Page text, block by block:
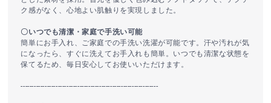
ク感がなく、心地よい肌触りを実現しました。
〇いつでも清潔・家庭で手洗い可能
簡単にお手入れ、ご家庭での手洗い洗濯が可能です。汗や汚れが気
になったら、すぐに洗えてお手入れも簡単。いつでも清潔な状態を
保てるため、毎日安心してお使いいただけます。
---------------------------------------------------------------